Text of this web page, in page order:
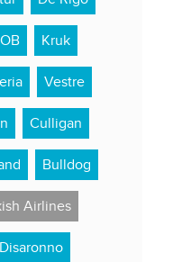
Kruk
Vestre
Culligan
Bulldog
Airlines
Disaronno